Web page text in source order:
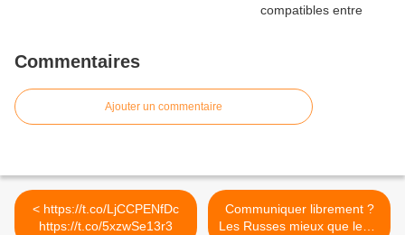
Commentaires
Ajouter un commentaire
< https://t.co/LjCCPENfDc
https://t.co/5xzwSe13r3
Communiquer librement ?
Les Russes mieux que les...